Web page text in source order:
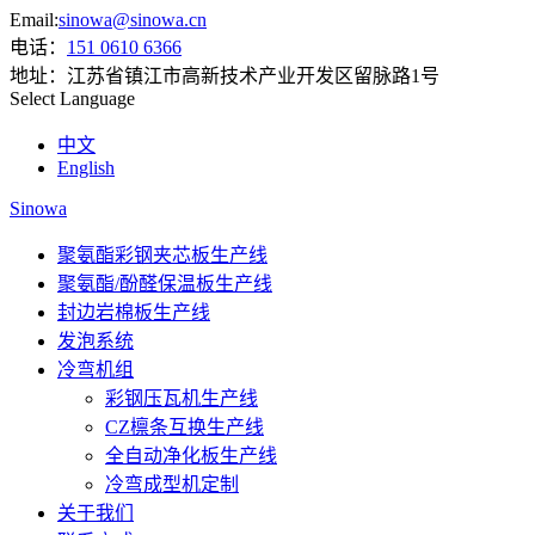
Email:sinowa@sinowa.cn
电话： 151 0610 6366
地址： 江苏省镇江市高新技术产业开发区留脉路1号
Select Language
中文
English
Sinowa
聚氨酯彩钢夹芯板生产线
聚氨酯/酚醛保温板生产线
封边岩棉板生产线
发泡系统
冷弯机组
彩钢压瓦机生产线
CZ檩条互换生产线
全自动净化板生产线
冷弯成型机定制
关于我们